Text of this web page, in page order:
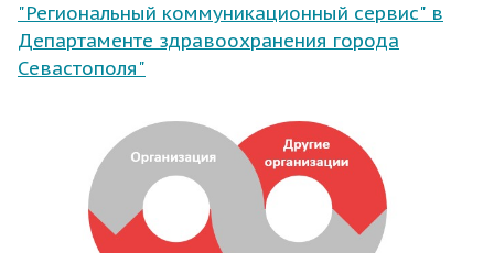
"Региональный коммуникационный сервис" в
Департаменте здравоохранения города
Севастополя"